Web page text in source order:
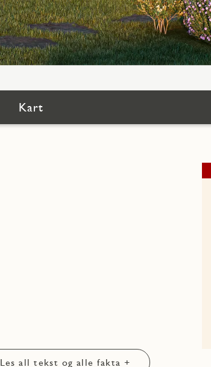
Kart
Les all tekst og alle fakta +